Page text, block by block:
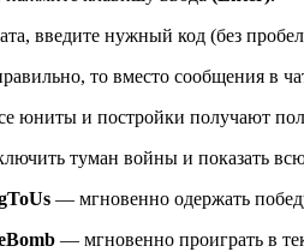
введите нужный код (без
то вместо сообщения в
юниты и постройки получают
туман войны и показать
— мгновенно одержать
— мгновенно проиграть в